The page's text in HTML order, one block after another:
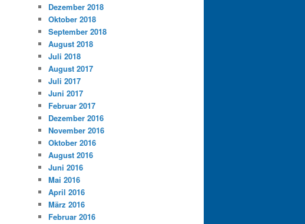
Dezember 2018
Oktober 2018
September 2018
August 2018
Juli 2018
August 2017
Juli 2017
Juni 2017
Februar 2017
Dezember 2016
November 2016
Oktober 2016
August 2016
Juni 2016
Mai 2016
April 2016
März 2016
Februar 2016